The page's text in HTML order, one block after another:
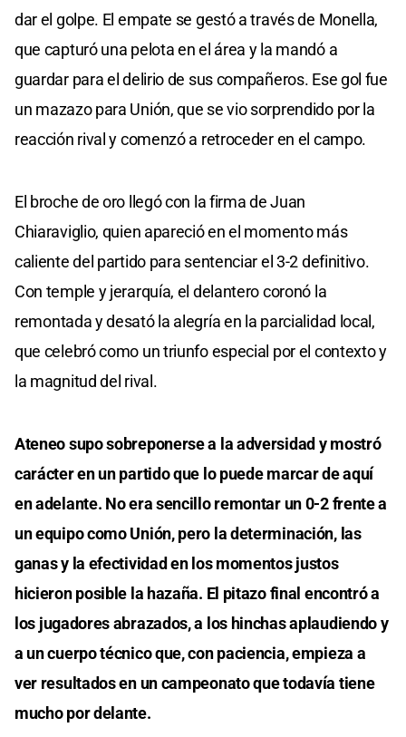
dar el golpe. El empate se gestó a través de Monella,
que capturó una pelota en el área y la mandó a
guardar para el delirio de sus compañeros. Ese gol fue
un mazazo para Unión, que se vio sorprendido por la
reacción rival y comenzó a retroceder en el campo.
El broche de oro llegó con la firma de Juan
Chiaraviglio, quien apareció en el momento más
caliente del partido para sentenciar el 3-2 definitivo.
Con temple y jerarquía, el delantero coronó la
remontada y desató la alegría en la parcialidad local,
que celebró como un triunfo especial por el contexto y
la magnitud del rival.
Ateneo supo sobreponerse a la adversidad y mostró
carácter en un partido que lo puede marcar de aquí
en adelante. No era sencillo remontar un 0-2 frente a
un equipo como Unión, pero la determinación, las
ganas y la efectividad en los momentos justos
hicieron posible la hazaña. El pitazo final encontró a
los jugadores abrazados, a los hinchas aplaudiendo y
a un cuerpo técnico que, con paciencia, empieza a
ver resultados en un campeonato que todavía tiene
mucho por delante.